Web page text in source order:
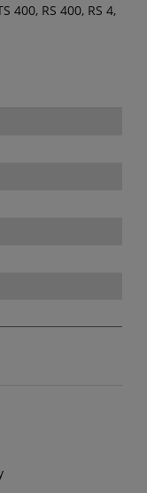
400, RS 400, RS 4,